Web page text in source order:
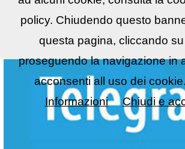
policy. Chiudendo questo
questa pagina, cliccando
proseguendo la navigazione in
acconsenti all uso dei cookie.
Informazioni
Chiudi e